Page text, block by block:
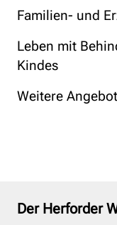
Familien- und
Leben mit
Kindes
Weitere
Der Herforder